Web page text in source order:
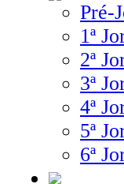
Pré-
1ª
2ª
3ª
4ª
5ª
6ª